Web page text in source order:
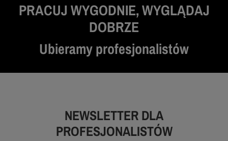
PRACUJ WYGODNIE, WYGLĄDAJ
DOBRZE
Ubieramy profesjonalistów
NEWSLETTER DLA
PROFESJONALISTÓW